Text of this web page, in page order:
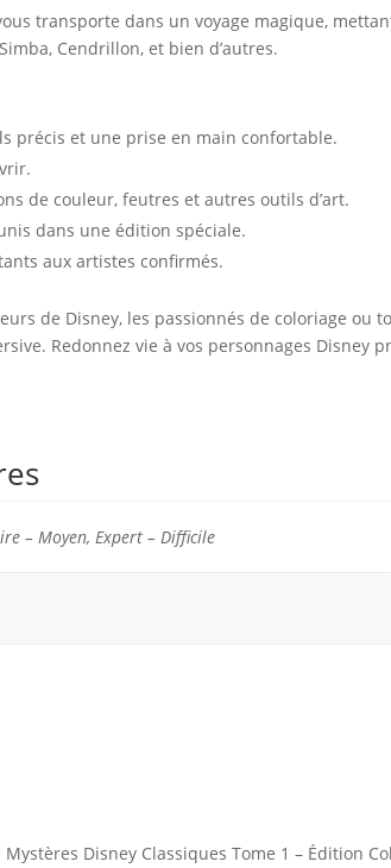
transporte dans un voyage magique,
Cendrillon, et bien d’autres.
précis et une prise en main confortable.
de couleur, feutres et autres outils d’art.
dans une édition spéciale.
aux artistes confirmés.
de Disney, les passionnés de coloriage ou
Redonnez vie à vos personnages Disney
– Moyen, Expert – Difficile
Disney Classiques Tome 1 – Édition